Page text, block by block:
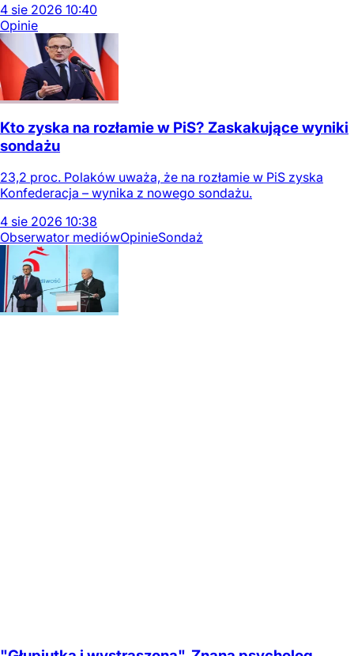
4 sie 2026 10:40
Opinie
Kto zyska na rozłamie w PiS? Zaskakujące wyniki
sondażu
23,2 proc. Polaków uważa, że na rozłamie w PiS zyska
Konfederacja – wynika z nowego sondażu.
4 sie 2026 10:38
Obserwator mediówOpinieSondaż